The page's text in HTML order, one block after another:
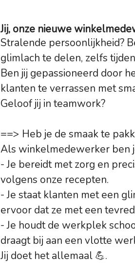
Jij, onze nieuwe
Stralende persoonlijkheid?
glimlach te delen, zelfs
Ben jij gepassioneerd door
klanten te verrassen met
Geloof jij in teamwork?
==> Heb je de smaak te
Als winkelmedewerker ben
- Je bereidt met zorg en
volgens onze recepten.
- Je staat klanten met een
ervoor dat ze met een
- Je houdt de werkplek
draagt bij aan een vlotte
Jij doet het allemaal 💪.